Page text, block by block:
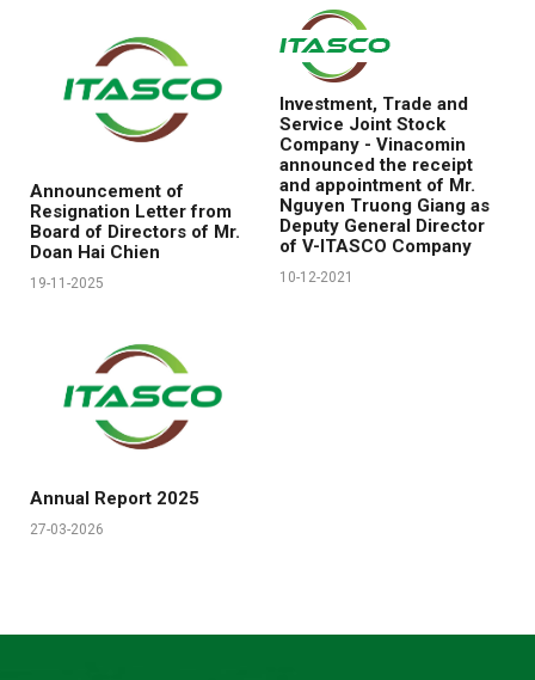
Announcement of
Resignation Letter from
Board of Directors of Mr.
Doan Hai Chien
19-11-2025
Investment, Trade and
Service Joint Stock
Company - Vinacomin
announced the receipt
and appointment of Mr.
Nguyen Truong Giang as
Deputy General Director
of V-ITASCO Company
10-12-2021
Annual Report 2025
27-03-2026